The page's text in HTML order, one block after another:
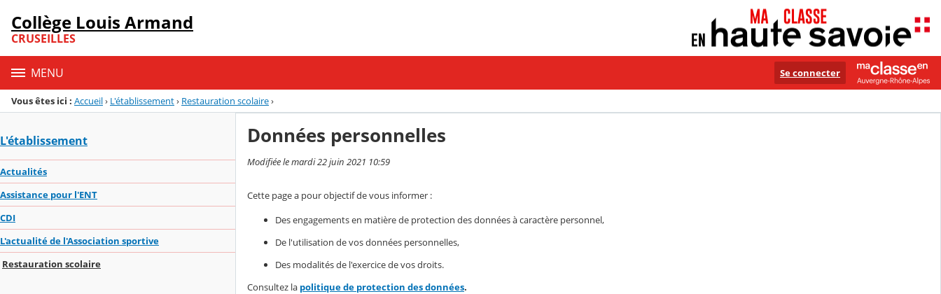
Menu de la rubrique
Contenu
Collège Louis Armand
CRUSEILLES
MENU Se connecter
Vous êtes ici : Accueil› L'établissement› Restauration scolaire›
L'établissement
Actualités
Assistance pour l'ENT
CDI
L'actualité de l'Association sportive
Restauration scolaire
Données personnelles
Modifiée le mardi 22 juin 2021 10:59
Cette page a pour objectif de vous informer :
Des engagements en matière de protection des données à caractère personnel,
De l'utilisation de vos données personnelles,
Des modalités de l'exercice de vos droits.
Consultez la politique de protection des données.